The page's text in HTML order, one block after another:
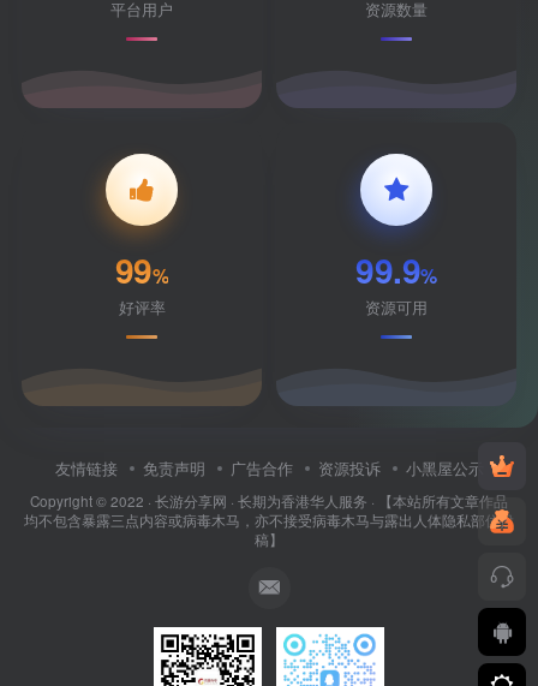
平台用户 资源数量
99%
好评率
99.9%
资源可用
友情链接 免责声明 广告合作 资源投诉 小黑屋公示
Copyright © 2022 · 长游分享网 · 长期为香港华人服务 · 【本站所有文章作品
均不包含暴露三点内容或病毒木马，亦不接受病毒木马与露出人体隐私部位投
稿】